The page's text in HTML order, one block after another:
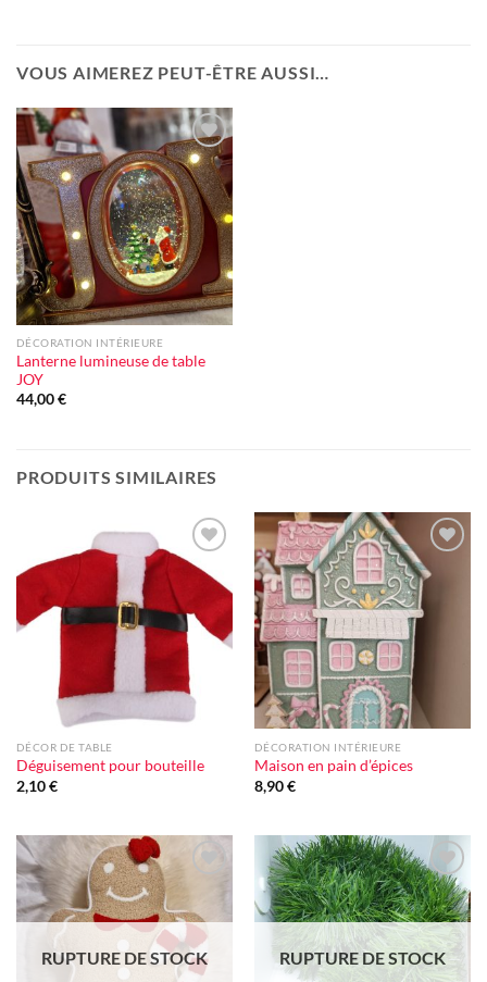
VOUS AIMEREZ PEUT-ÊTRE AUSSI…
Ajouter
à la liste
d'envie
DÉCORATION INTÉRIEURE
Lanterne lumineuse de table
JOY
44,00€
PRODUITS SIMILAIRES
Ajouter
à la liste
DÉCOR DE TABLE
Déguisement pour bouteille
2,10€
Ajouter
à la liste
d'envie
DÉCORATION INTÉRIEURE
Maison en pain d’épices
8,90€
d'envie
RUPTURE DE STOCK
Ajouter
à la liste
d'envie
RUPTURE DE STOCK